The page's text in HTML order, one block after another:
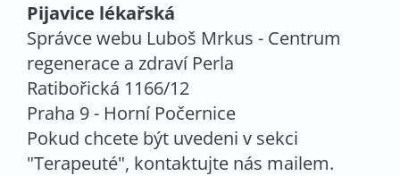
Pijavice lékařská
Správce webu Luboš Mrkus - Centrum
regenerace a zdraví Perla
Ratibořická 1166/12
Praha 9 - Horní Počernice
Pokud chcete být uvedeni v sekci
"Terapeuté", kontaktujte nás mailem.